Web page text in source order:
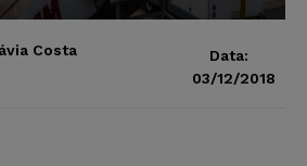
Costa
Data:
03/12/2018